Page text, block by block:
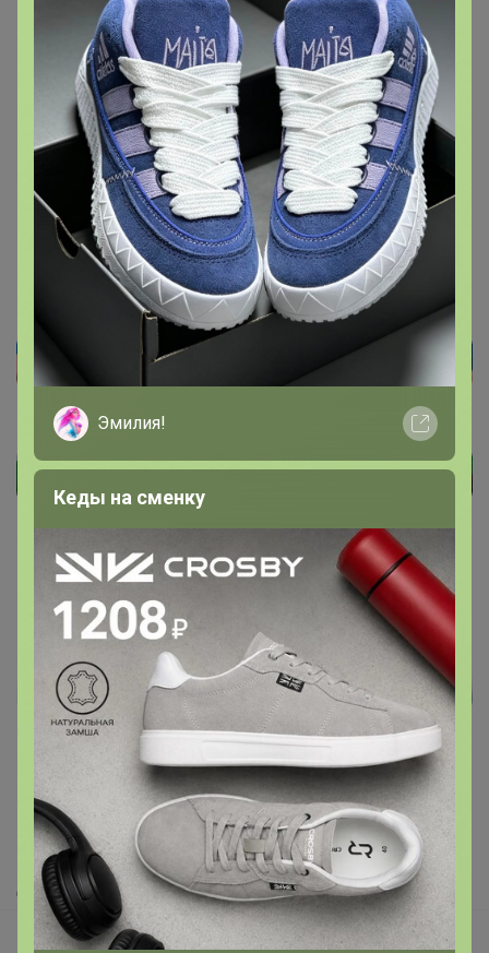
1 1
Друзья в клубе 1
Подпись
Реклама
Как здесь все устроено?
Как сделать заказ?
Как получить?
Доставка
Шоурумы
Эмилия!
Кеды на сменку